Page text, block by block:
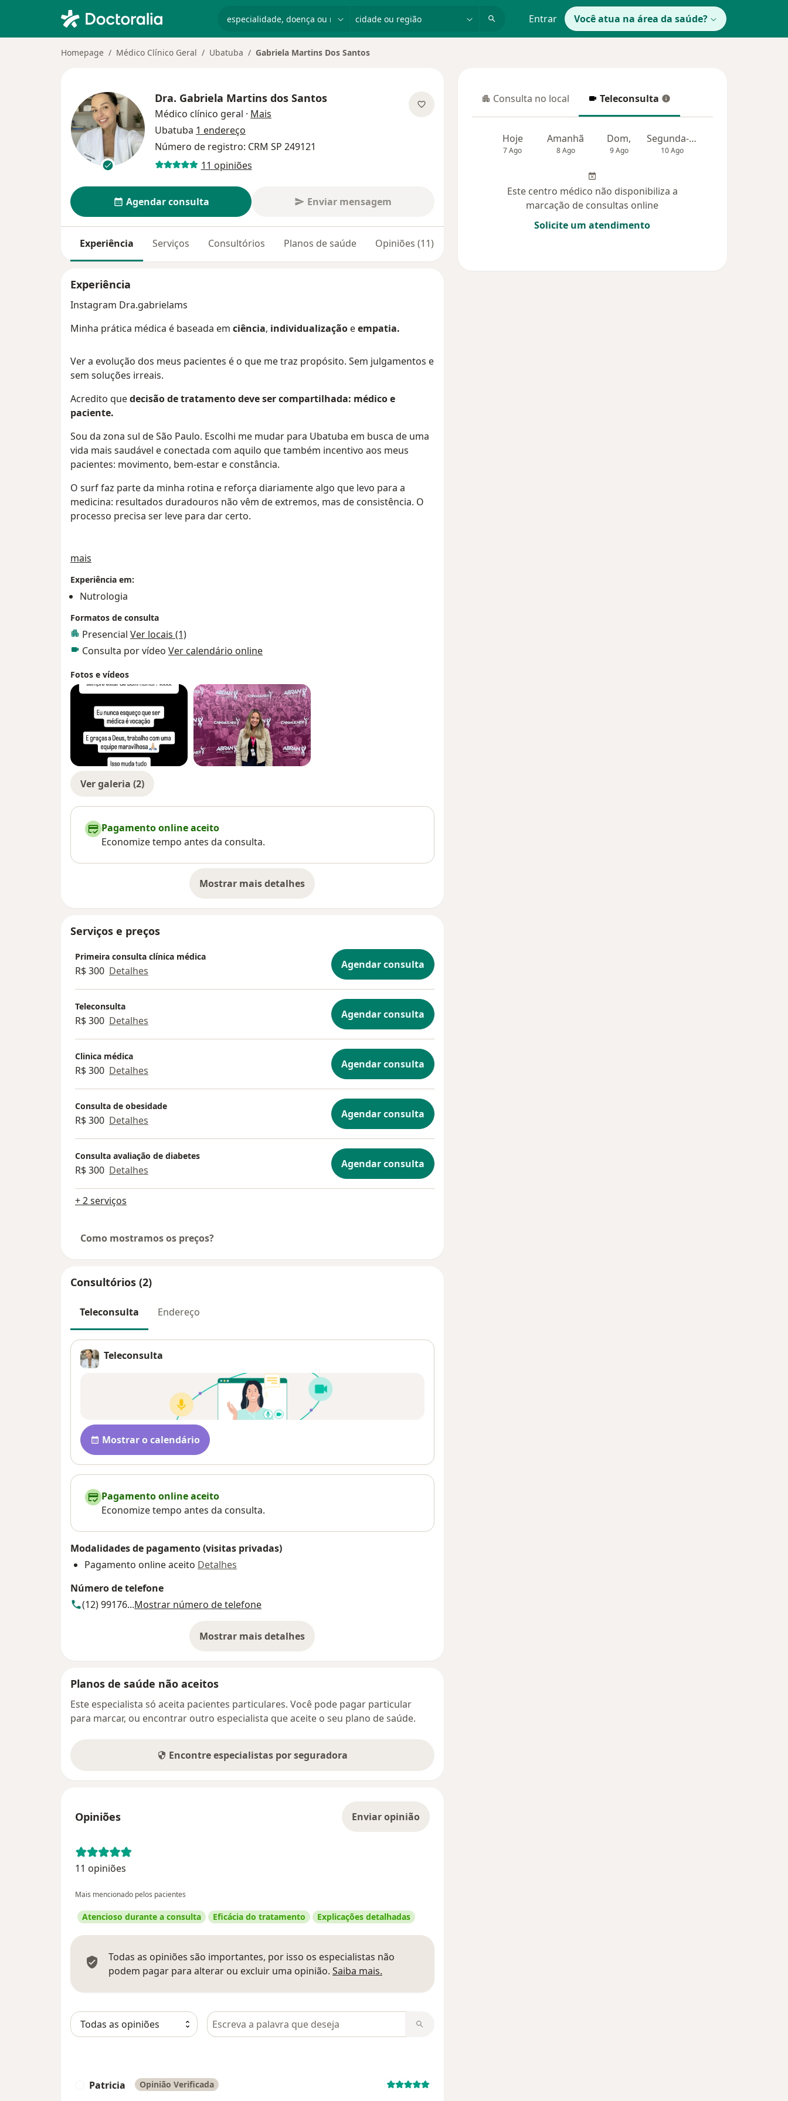
Entrar Você atua na área da saúde?
Homepage Médico Clínico Geral Ubatuba Gabriela Martins Dos Santos
Dra. Gabriela Martins dos Santos
Médico clínico geral · Mais
Ubatuba 1 endereço
Número de registro: CRM SP 249121
11 opiniões
Agendar consulta Enviar mensagem
Experiência Serviços Consultórios Planos de saúde Opiniões (11)
Experiência
Instagram Dra.gabrielams
Minha prática médica é baseada em ciência, individualização eempatia.
Ver a evolução dos meus pacientes é o que me traz propósito. Sem julgamentos e
sem soluções irreais.
Acredito quedecisão de tratamento deve ser compartilhada: médico e
paciente.
Sou da zona sul de São Paulo. Escolhi me mudar para Ubatuba em busca de uma
vida mais saudável e conectada com aquilo que também incentivo aos meus
pacientes: movimento, bem-estar e constância.
O surf faz parte da minha rotina e reforça diariamente algo que levo para a
medicina: resultados duradouros não vêm de extremos, mas de consistência. O
processo precisa ser leve para dar certo.
mais
Experiência em:
Nutrologia
Formatos de consulta
Presencial Ver locais (1)
Consulta por vídeo Ver calendário online
Fotos e vídeos
Ver galeria (2)
Pagamento online aceito
Economize tempo antes da consulta.
Mostrar mais detalhes
sobre a experiência
Serviços e preços
Primeira consulta clínica médica
R$ 300 Detalhes Agendar consulta
Teleconsulta
R$ 300 Detalhes Agendar consulta
Clinica médica
R$ 300 Detalhes Agendar consulta
Consulta de obesidade
R$ 300 Detalhes Agendar consulta
Consulta avaliação de diabetes
R$ 300 Detalhes Agendar consulta
+ 2 serviços
Como mostramos os preços?
Consultórios (2)
Teleconsulta Endereço
Teleconsulta
Disponibilidade
Mostrar o calendário
Pagamento online aceito
Economize tempo antes da consulta.
Modalidades de pagamento (visitas privadas)
Pagamento online aceito Detalhes
Número de telefone
(12) 99176...Mostrar número de telefone
Mostrar mais detalhes
sobre o endereço
Planos de saúde não aceitos
Este especialista só aceita pacientes particulares. Você pode pagar particular
para marcar, ou encontrar outro especialista que aceite o seu plano de saúde.
Encontre especialistas por seguradora
Opiniões Enviar opinião
11 opiniões
Mais mencionado pelos pacientes
Atencioso durante a consulta Eficácia do tratamento Explicações detalhadas
Todas as opiniões são importantes, por isso os especialistas não
podem pagar para alterar ou excluir uma opinião. Saiba mais.
Pesquisar em opiniões
Patricia Opinião Verificada
Consulta no local
Consulta no local Teleconsulta
Teleconsulta
Hoje
7 Ago
Amanhã
8 Ago
Dom,
9 Ago
Segunda-feira
10 Ago
Este centro médico não disponibiliza a
marcação de consultas online
Solicite um atendimento